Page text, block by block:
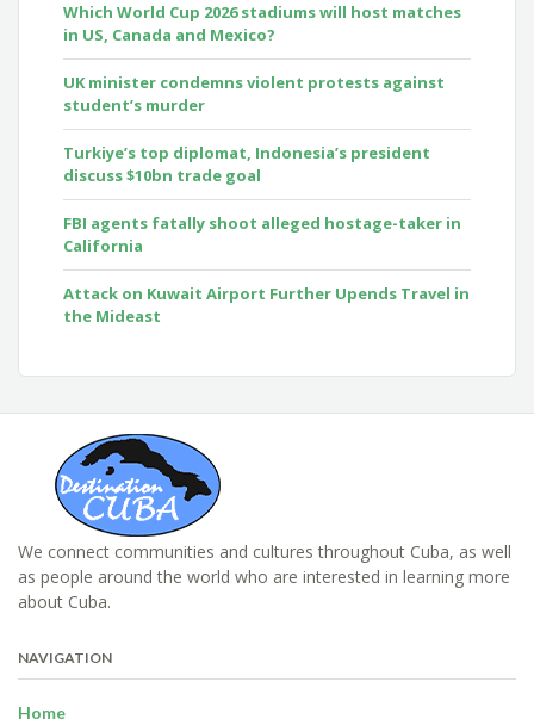
Which World Cup 2026 stadiums will host matches
in US, Canada and Mexico?
UK minister condemns violent protests against
student’s murder
Turkiye’s top diplomat, Indonesia’s president
discuss $10bn trade goal
FBI agents fatally shoot alleged hostage-taker in
California
Attack on Kuwait Airport Further Upends Travel in
the Mideast
We connect communities and cultures throughout Cuba, as well
as people around the world who are interested in learning more
about Cuba.
NAVIGATION
Home